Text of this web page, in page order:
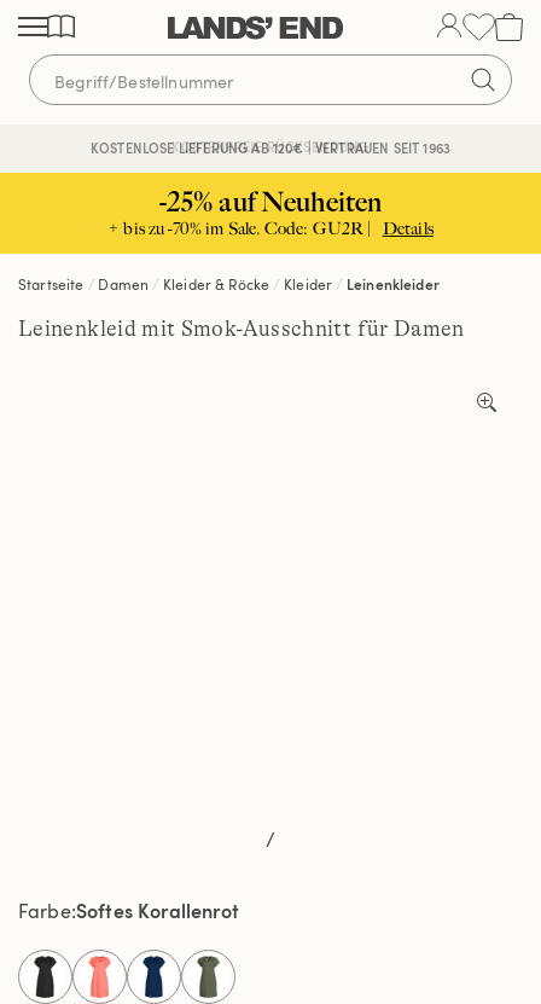
Direkt
zum
Inhalt
Direkt
zur
Navigation
Direkt
zur
Suche
KOSTENLOSE LIEFERUNG AB 120€ | VERTRAUEN SEIT 1963
KOSTENFREIE RÜCKSENDUNG
-25% auf Neuheiten
+ bis zu -70% im Sale. Code: GU2R | Details
Startseite Damen Kleider & Röcke Kleider Leinenkleider
Leinenkleid mit Smok-Ausschnitt für Damen
/
Farbe Softes Korallenrot
selected